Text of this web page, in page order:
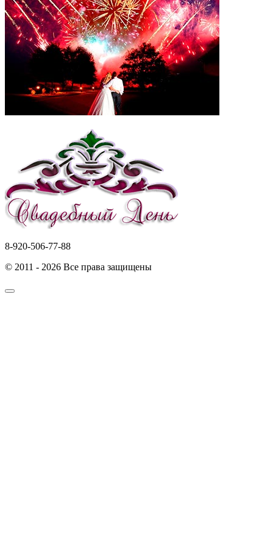
8-920-506-77-88
© 2011 - 2026 Все права защищены